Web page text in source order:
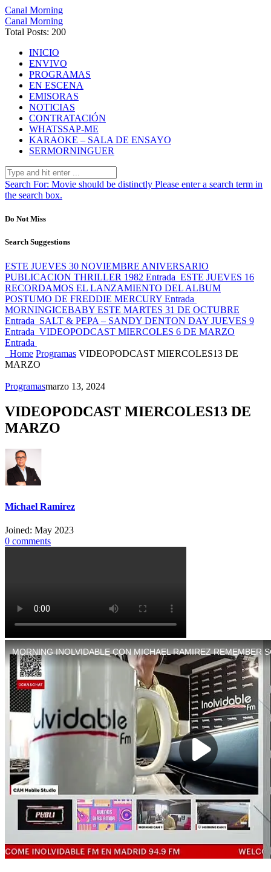
Canal Morning
Canal Morning
Total Posts: 200
INICIO
ENVIVO
PROGRAMAS
EN ESCENA
EMISORAS
NOTICIAS
CONTRATACIÓN
WHATSSAP-ME
KARAOKE – SALA DE ENSAYO
SERMORNINGUER
Search For: Movie should be distinctly Please enter a search term in
the search box.
Do Not Miss
Search Suggestions
ESTE JUEVES 30 NOVIEMBRE ANIVERSARIO
PUBLICACION THRILLER 1982 Entrada ESTE JUEVES 16
RECORDAMOS EL LANZAMIENTO DEL ALBUM
POSTUMO DE FREDDIE MERCURY Entrada
MORNINGICEBABY ESTE MARTES 31 DE OCTUBRE
Entrada SALT & PEPA – SANDY DENTON DAY JUEVES 9
Entrada VIDEOPODCAST MIERCOLES 6 DE MARZO
Entrada
Home Programas VIDEOPODCAST MIERCOLES13 DE
MARZO
Programasmarzo 13, 2024
VIDEOPODCAST MIERCOLES13 DE
MARZO
Michael Ramirez
Joined: May 2023
0 comments